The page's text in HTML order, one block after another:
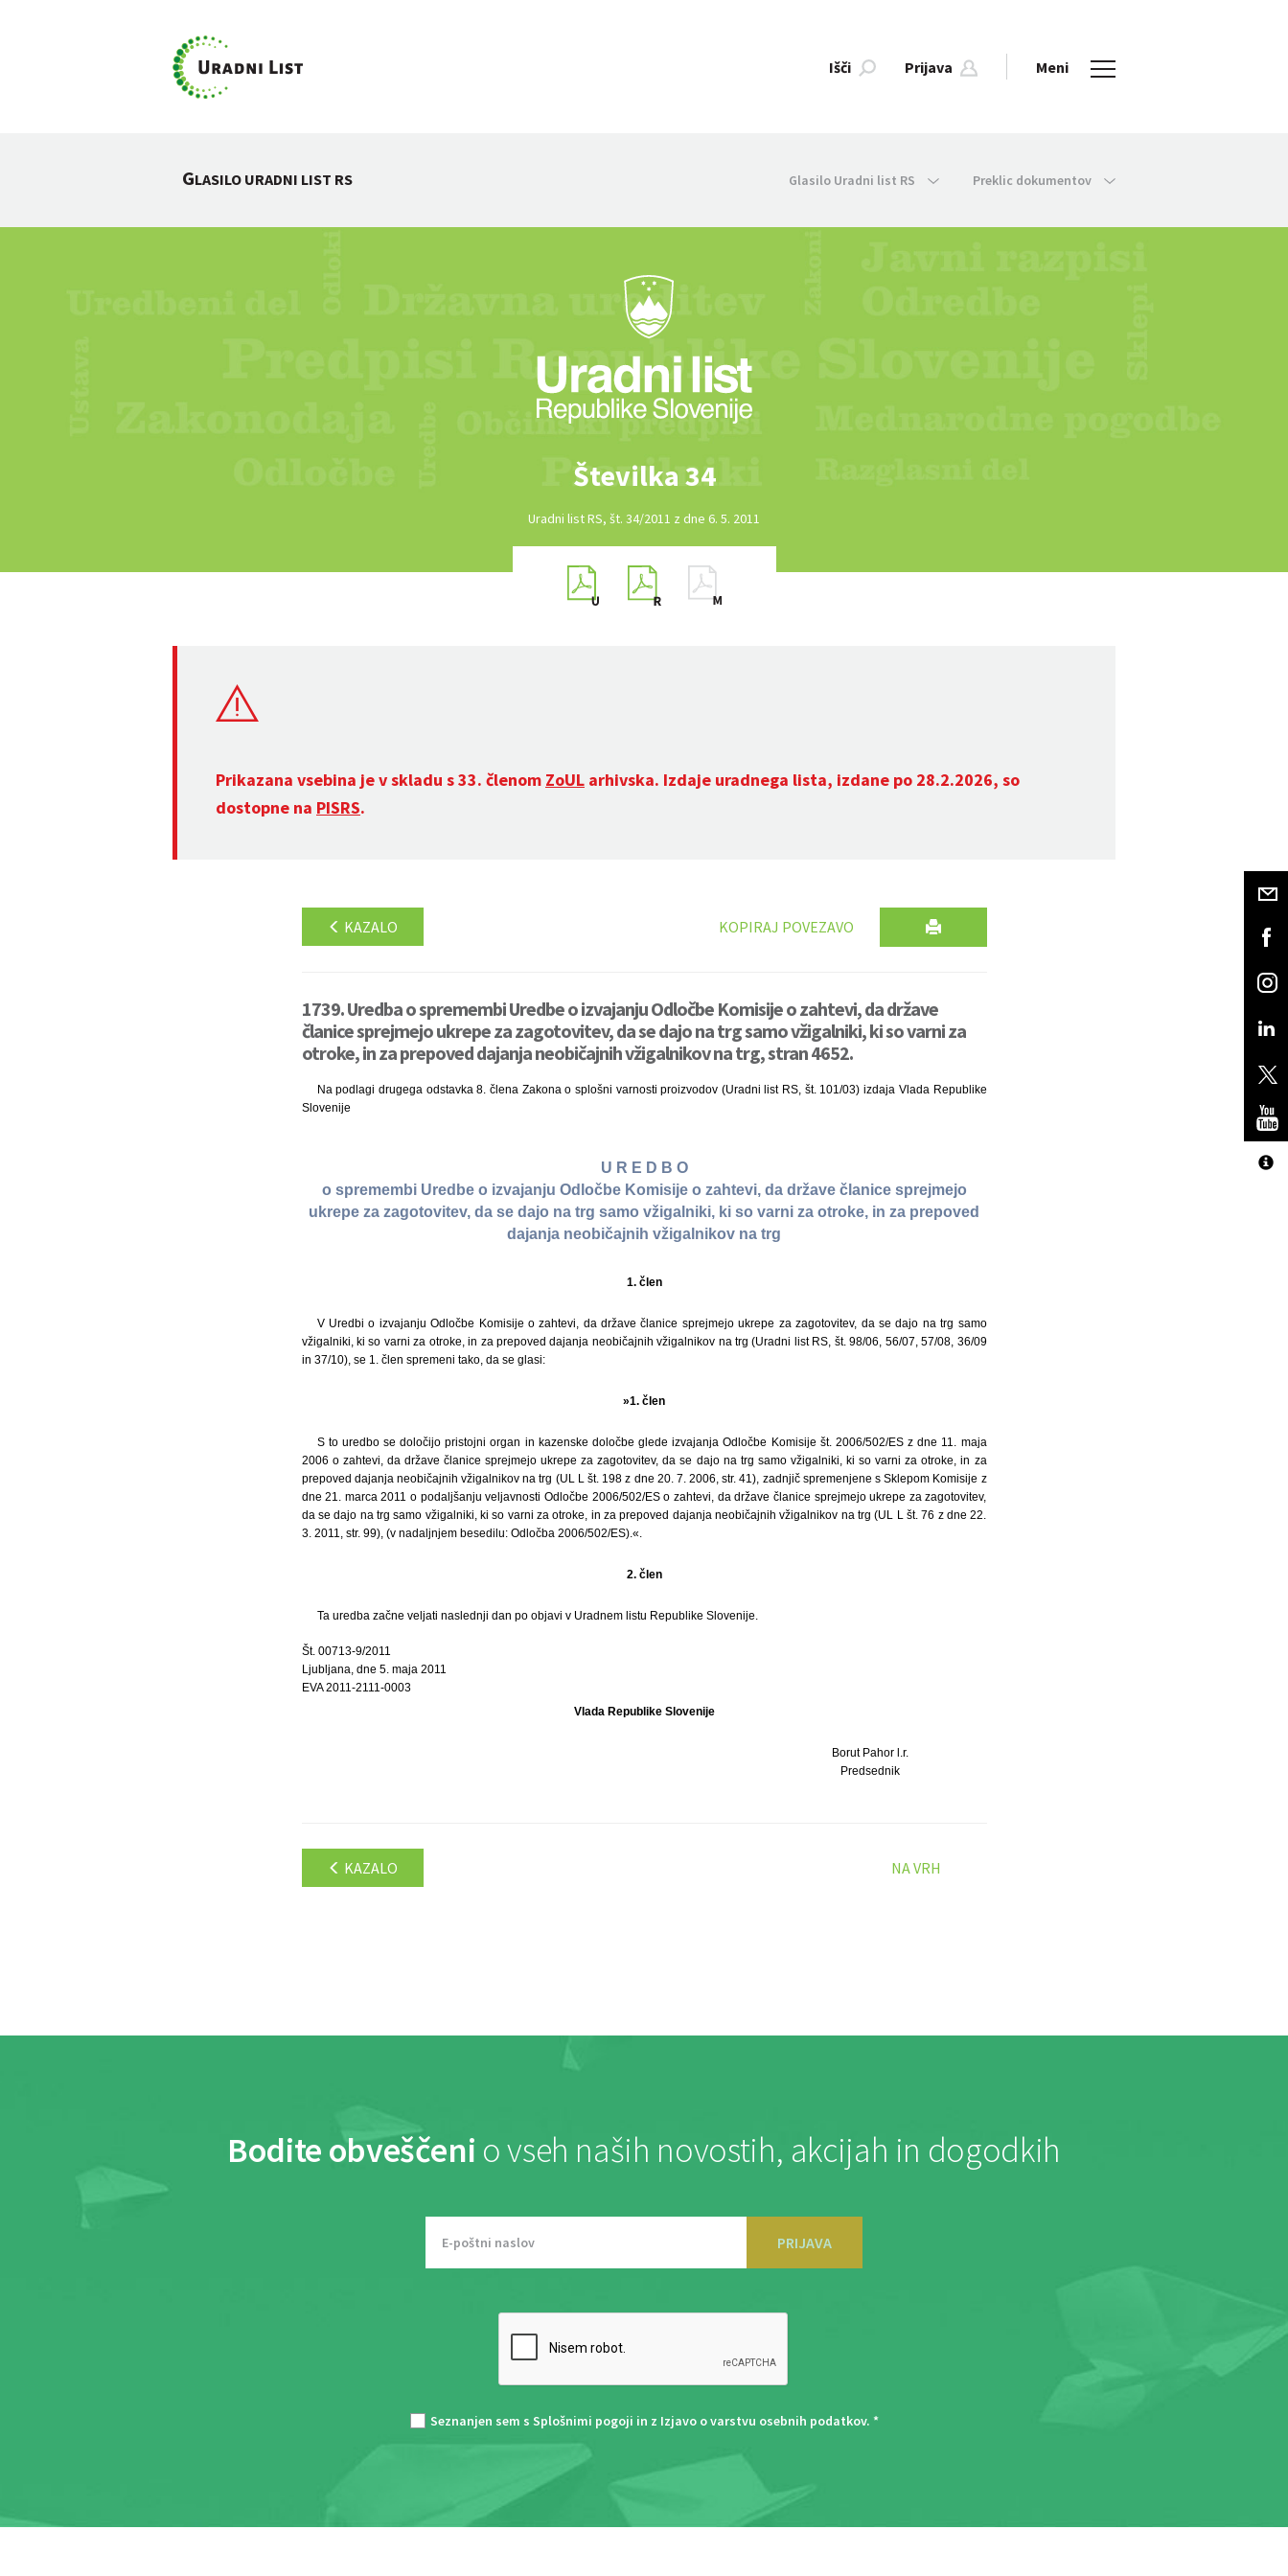
Išči Prijava Meni
GLASILO URADNI LIST RS Glasilo Uradni list RS Preklic dokumentov
Številka 34
Uradni list RS, št. 34/2011 z dne 6. 5. 2011
Prikazana vsebina je v skladu s 33. členom ZoUL arhivska. Izdaje uradnega lista, izdane po 28.2.2026, so
dostopne na PISRS.
KAZALO KOPIRAJ POVEZAVO
1739. Uredba o spremembi Uredbe o izvajanju Odločbe Komisije o zahtevi, da države
članice sprejmejo ukrepe za zagotovitev, da se dajo na trg samo vžigalniki, ki so varni za
otroke, in za prepoved dajanja neobičajnih vžigalnikov na trg, stran 4652.
Na podlagi drugega odstavka 8. člena Zakona o splošni varnosti proizvodov (Uradni list RS, št. 101/03) izdaja Vlada Republike
Slovenije
U R E D B O
o spremembi Uredbe o izvajanju Odločbe Komisije o zahtevi, da države članice sprejmejo
ukrepe za zagotovitev, da se dajo na trg samo vžigalniki, ki so varni za otroke, in za prepoved
dajanja neobičajnih vžigalnikov na trg
1. člen
V Uredbi o izvajanju Odločbe Komisije o zahtevi, da države članice sprejmejo ukrepe za zagotovitev, da se dajo na trg samo
vžigalniki, ki so varni za otroke, in za prepoved dajanja neobičajnih vžigalnikov na trg (Uradni list RS, št. 98/06, 56/07, 57/08, 36/09
in 37/10), se 1. člen spremeni tako, da se glasi:
»1. člen
S to uredbo se določijo pristojni organ in kazenske določbe glede izvajanja Odločbe Komisije št. 2006/502/ES z dne 11. maja
2006 o zahtevi, da države članice sprejmejo ukrepe za zagotovitev, da se dajo na trg samo vžigalniki, ki so varni za otroke, in za
prepoved dajanja neobičajnih vžigalnikov na trg (UL L št. 198 z dne 20. 7. 2006, str. 41), zadnjič spremenjene s Sklepom Komisije z
dne 21. marca 2011 o podaljšanju veljavnosti Odločbe 2006/502/ES o zahtevi, da države članice sprejmejo ukrepe za zagotovitev,
da se dajo na trg samo vžigalniki, ki so varni za otroke, in za prepoved dajanja neobičajnih vžigalnikov na trg (UL L št. 76 z dne 22.
3. 2011, str. 99), (v nadaljnjem besedilu: Odločba 2006/502/ES).«.
2. člen
Ta uredba začne veljati naslednji dan po objavi v Uradnem listu Republike Slovenije.
Št. 00713-9/2011
Ljubljana, dne 5. maja 2011
EVA 2011-2111-0003
Vlada Republike Slovenije
Borut Pahor l.r.
Predsednik
KAZALO NA VRH
Bodite obveščeni o vseh naših novostih, akcijah in dogodkih
PRIJAVA
Seznanjen sem s Splošnimi pogoji in z Izjavo o varstvu osebnih podatkov. *